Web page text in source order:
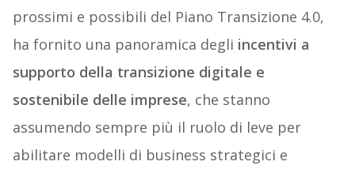
prossimi e possibili del Piano Transizione 4.0,
ha fornito una panoramica degli incentivi a
supporto della transizione digitale e
sostenibile delle imprese, che stanno
assumendo sempre più il ruolo di leve per
abilitare modelli di business strategici e